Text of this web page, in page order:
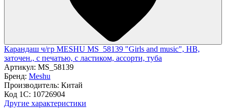
Карандаш ч/гр MESHU MS_58139 "Girls and music", HB,
заточен., с печатью, с ластиком, ассорти, туба
Артикул: MS_58139
Бренд: Meshu
Производитель: Китай
Код 1С: 10726904
Другие характеристики